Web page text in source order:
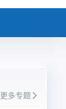
更多专题